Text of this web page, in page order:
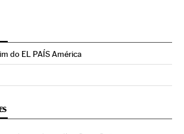
do EL PAÍS América
Brasil en Twitter
El País Brasil en Instagram
El País Brasil en Facebook